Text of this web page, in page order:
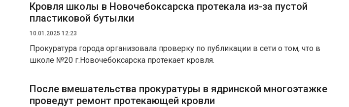
Кровля школы в Новочебоксарска протекала из-за пустой
пластиковой бутылки
10.01.2025 12:23
Прокуратура города организовала проверку по публикации в сети о том, что в
школе №20 г.Новочебоксарска протекает кровля.
После вмешательства прокуратуры в ядринской многоэтажке
проведут ремонт протекающей кровли